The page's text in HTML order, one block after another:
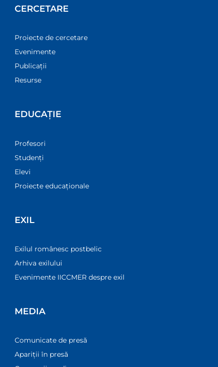
CERCETARE
Proiecte de cercetare
Evenimente
Publicații
Resurse
EDUCAȚIE
Profesori
Studenți
Elevi
Proiecte educaționale
EXIL
Exilul românesc postbelic
Arhiva exilului
Evenimente IICCMER despre exil
MEDIA
Comunicate de presă
Apariții în presă